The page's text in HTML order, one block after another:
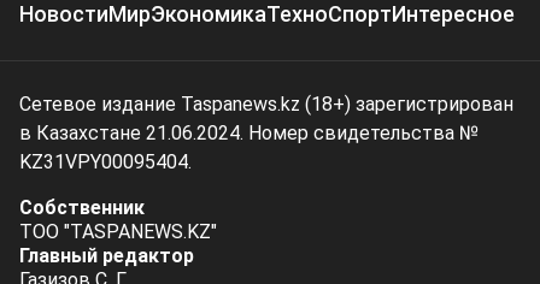
НовостиМирЭкономикаТехноСпортИнтересное
Сетевое издание Taspanews.kz (18+) зарегистрирован
в Казахстане 21.06.2024. Номер свидетельства №
KZ31VPY00095404.
Собственник
ТОО "TASPANEWS.KZ"
Главный редактор